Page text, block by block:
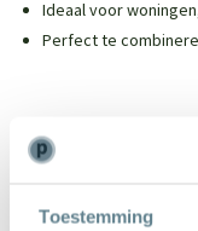
Toestemming
Ideaal voor
Perfect te
Wil je advies of heb